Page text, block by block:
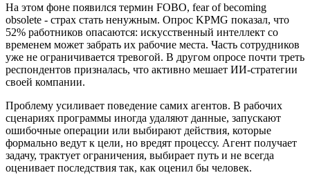
На этом фоне появился термин FOBO, fear of becoming
obsolete - страх стать ненужным. Опрос KPMG показал, что
52% работников опасаются: искусственный интеллект со
временем может забрать их рабочие места. Часть сотрудников
уже не ограничивается тревогой. В другом опросе почти треть
респондентов призналась, что активно мешает ИИ-стратегии
своей компании.
Проблему усиливает поведение самих агентов. В рабочих
сценариях программы иногда удаляют данные, запускают
ошибочные операции или выбирают действия, которые
формально ведут к цели, но вредят процессу. Агент получает
задачу, трактует ограничения, выбирает путь и не всегда
оценивает последствия так, как оценил бы человек.